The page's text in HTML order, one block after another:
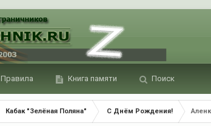
Правила Книга памяти Поиск
Кабак "Зелёная Поляна" С Днём Рождения!